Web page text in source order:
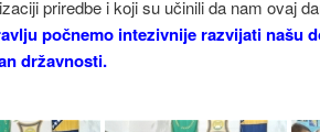
priredbe i koji su učinili da nam ovaj
počnemo intezivnije razvijati našu
državnosti.